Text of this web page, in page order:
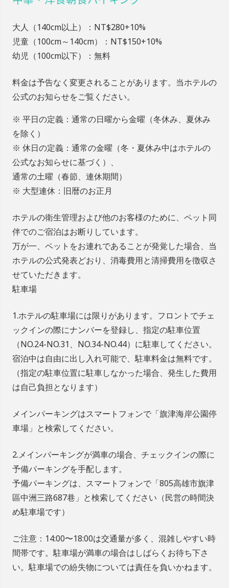
大人（140cm以上）：NT$280+10%
児童（100cm～140cm）：NT$150+10%
幼児（100cm以下）：無料
料金は予告なく変更されることがあります。当ホテルの
公式のお知らせをご覧ください。
※ 平日の定義：通常の日曜から金曜（冬休み、夏休み
を除く）
※ 休日の定義：通常の金曜（冬・夏休み中はホテルの
公式なお知らせに基づく）、
通常の土曜（春節、連休期間）
※ 大型連休：旧暦のお正月
ホテルの衛生管理および他のお客様のために、ペット同
伴でのご宿泊はお断りしています。
万が一、ペットをお連れであることが発覚した場合、当
ホテルの公式発表どおり、消毒費用と清掃費用を徴収さ
せていただきます。
駐車場
1.ホテルの駐車場には限りがあります。フロントでチェ
ックインの際にナンバーを登録し、指定の駐車位置
（NO.24-NO.31、NO.34-NO.44）に駐車してください。
宿泊中は自由に出し入れ可能で、駐車料金は無料です。
（指定の駐車位置に駐車しなかった場合、発生した費用
は自己負担となります）
メインパーキングはスマートフォンで「旗津海岸公園停
車場」と検索してください。
2.メインパーキングが満車の場合、チェックインの際に
予備パーキングを手配します。
予備パーキングは、スマートフォンで「805高雄市旗津
區中洲三路687巷」と検索してください（民営の時間決
め駐車場です）
ご注意：14:00〜18:00は交通量が多く、混雑しやすい時
間帯です。駐車場が満車の場合はしばらくお待ち下さ
い。駐車場での紛失物については責任を負いかねます。